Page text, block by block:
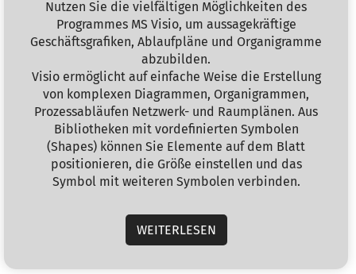
Nutzen Sie die vielfältigen Möglichkeiten des
Programmes MS Visio, um aussagekräftige
Geschäftsgrafiken, Ablaufpläne und Organigramme
abzubilden.
Visio ermöglicht auf einfache Weise die Erstellung
von komplexen Diagrammen, Organigrammen,
Prozessabläufen Netzwerk- und Raumplänen. Aus
Bibliotheken mit vordefinierten Symbolen
(Shapes) können Sie Elemente auf dem Blatt
positionieren, die Größe einstellen und das
Symbol mit weiteren Symbolen verbinden.
WEITERLESEN